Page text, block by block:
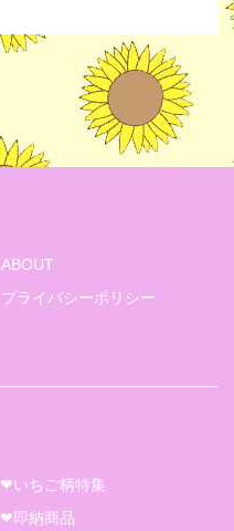
ABOUT
プライバシーポリシー
❤いちご柄特集
❤即納商品